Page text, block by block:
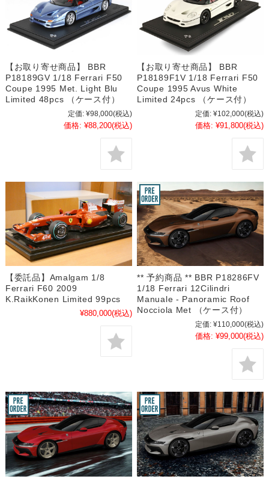
【お取り寄せ商品】 BBR
P18189GV 1/18 Ferrari F50
Coupe 1995 Met. Light Blu
Limited 48pcs （ケース付）
定価: ¥98,000(税込)
価格: ¥88,200(税込)
【お取り寄せ商品】 BBR
P18189F1V 1/18 Ferrari F50
Coupe 1995 Avus White
Limited 24pcs （ケース付）
定価: ¥102,000(税込)
価格: ¥91,800(税込)
【委託品】Amalgam 1/8
Ferrari F60 2009
K.RaikKonen Limited 99pcs
¥880,000(税込)
** 予約商品 ** BBR P18286FV
1/18 Ferrari 12Cilindri
Manuale - Panoramic Roof
Nocciola Met （ケース付）
定価: ¥110,000(税込)
価格: ¥99,000(税込)